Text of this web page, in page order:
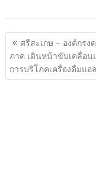
แนะแนว
เรื่อง
ศรีสะเกษ – องค์กรง
ภาค เดินหน้าขับเคลื่อ
การบริโภคเครื่องดื่มแอ